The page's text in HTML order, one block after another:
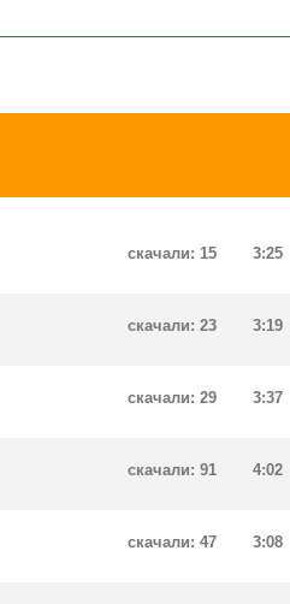
3:25
скачали: 15
3:19
скачали: 23
3:37
скачали: 29
4:02
скачали: 91
3:08
скачали: 47